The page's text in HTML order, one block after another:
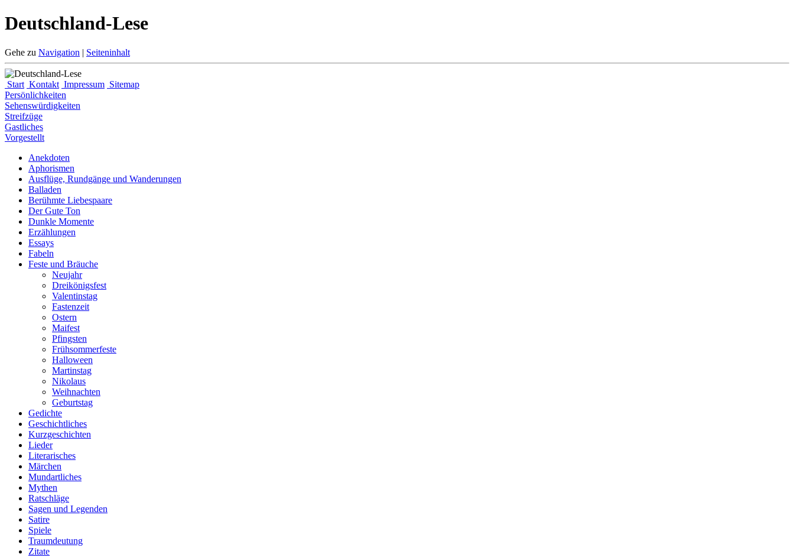
Deutschland-Lese
Gehe zu Navigation | Seiteninhalt
Start Kontakt Impressum Sitemap
Persönlichkeiten
Sehenswürdigkeiten
Streifzüge
Gastliches
Vorgestellt
Anekdoten
Aphorismen
Ausflüge, Rundgänge und Wanderungen
Balladen
Berühmte Liebespaare
Der Gute Ton
Dunkle Momente
Erzählungen
Essays
Fabeln
Feste und Bräuche
Neujahr
Dreikönigsfest
Valentinstag
Fastenzeit
Ostern
Maifest
Pfingsten
Frühsommerfeste
Halloween
Martinstag
Nikolaus
Weihnachten
Geburtstag
Gedichte
Geschichtliches
Kurzgeschichten
Lieder
Literarisches
Märchen
Mundartliches
Mythen
Ratschläge
Sagen und Legenden
Satire
Spiele
Traumdeutung
Zitate